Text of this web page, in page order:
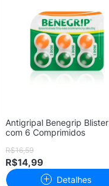
Antigripal Benegrip Blister
com 6 Comprimidos
R$16,59
R$14,99
Detalhes